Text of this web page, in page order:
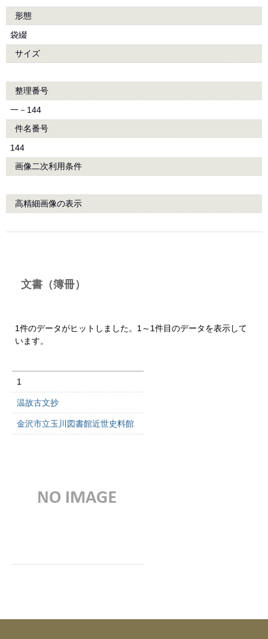
形態
袋綴
サイズ
整理番号
一－144
件名番号
144
画像二次利用条件
高精細画像の表示
文書（簿冊）
1件のデータがヒットしました。1～1件目のデータを表示して
います。
1
温故古文抄
金沢市立玉川図書館近世史料館